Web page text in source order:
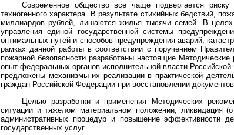
Современное общество все чаще подвергается риску
техногенного характера. В результате стихийных бедствий,
миллиардов рублей, лишаются жилья тысячи семей. В целях
управления единой государственной системы
оптимальных путей и способов предупреждения аварий,
рамках данной работы в соответствии с поручением
пожарной безопасности разработаны настоящие
опыт федеральных органов исполнительной власти
предложены механизмы их реализации в практической
граждан Российской Федерации при восстановлении
Целью разработки и применения Методических
ситуации и тяжелом материальном положении, ликвидация
административных процедур и повышение эффективности
государственных услуг.